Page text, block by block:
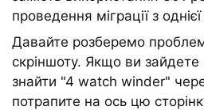
проведення міграції з
Давайте розберемо
скріншоту. Якщо ви зайдете
знайти "4 watch winder"
потрапите на ось цю